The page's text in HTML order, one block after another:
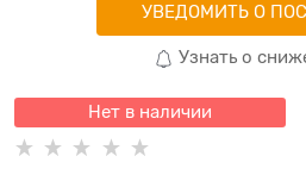
УВЕДОМИТЬ О
Узнать о
Нет в наличии